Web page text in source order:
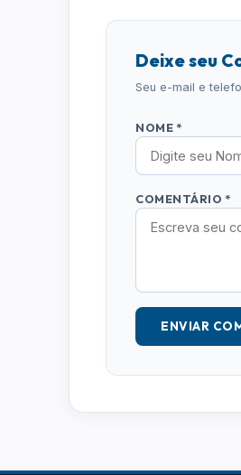
Deixe seu
Seu e-mail e
NOME *
COMENTÁRIO *
ENVIAR